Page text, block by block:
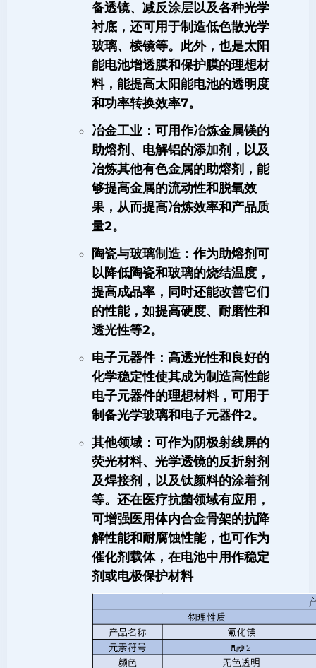
备透镜、减反涂层以及各种光学
衬底，还可用于制造低色散光学
玻璃、棱镜等。此外，也是太阳
能电池增透膜和保护膜的理想材
料，能提高太阳能电池的透明度
和功率转换效率7。
冶金工业 ：可用作冶炼金属镁的
助熔剂、电解铝的添加剂，以及
冶炼其他有色金属的助熔剂，能
够提高金属的流动性和脱氧效
果，从而提高冶炼效率和产品质
量2。
陶瓷与玻璃制造 ：作为助熔剂可
以降低陶瓷和玻璃的烧结温度，
提高成品率，同时还能改善它们
的性能，如提高硬度、耐磨性和
透光性等2。
电子元器件：高透光性和良好的
化学稳定性使其成为制造高性能
电子元器件的理想材料，可用于
制备光学玻璃和电子元器件2。
其他领域 ：可作为阴极射线屏的
荧光材料、光学透镜的反折射剂
及焊接剂，以及钛颜料的涂着剂
等。还在医疗抗菌领域有应用，
可增强医用体内合金骨架的抗降
解性能和耐腐蚀性能，也可作为
催化剂载体，在电池中用作稳定
剂或电极保护材料